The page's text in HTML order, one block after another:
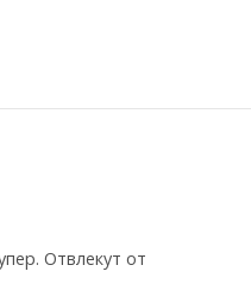
Отвлекут от